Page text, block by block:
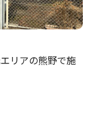
リアの熊野で施